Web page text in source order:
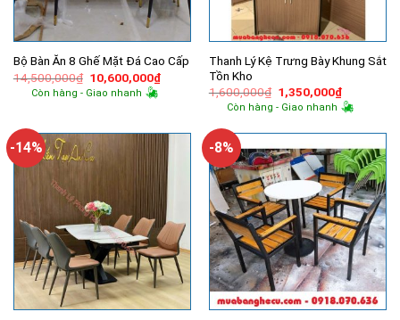
Bộ Bàn Ăn 8 Ghế Mặt Đá Cao Cấp
14,500,000₫ Giá
gốc
là:
10,600,000₫Giá
hiện
Còn hàng - Giao nhanh
Thanh Lý Kệ Trưng Bày Khung Sắt
Tồn Kho
1,600,000₫ Giá
gốc
là:
1,350,000₫Giá
hiện
tại
Còn hàng - Giao nhanh
-14% -8%